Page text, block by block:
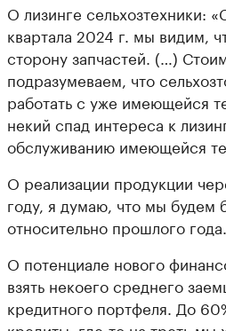
О лизинге сельхозтехники:
квартала 2024 г. мы видим,
сторону запчастей. (…)
подразумеваем, что
работать с уже имеющейся
некий спад интереса к
обслуживанию имеющейся
О реализации продукции
году, я думаю, что мы будем
относительно прошлого
О потенциале нового
взять некоего среднего
кредитного портфеля. До